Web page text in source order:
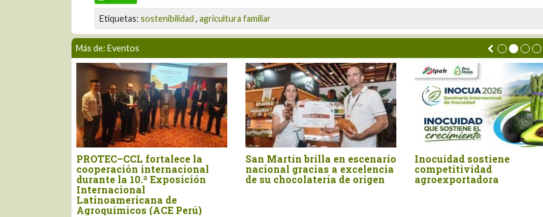
Etiquetas: sostenibilidad , agricultura familiar
Más de: Eventos
PROTEC–CCL fortalece la
cooperación internacional
durante la 10.ª Exposición
Internacional
Latinoamericana de
Agroquímicos (ACE Perú)
San Martín brilla en escenario
nacional gracias a excelencia
de su chocolatería de origen
Inocuidad sostiene
competitividad
agroexportadora